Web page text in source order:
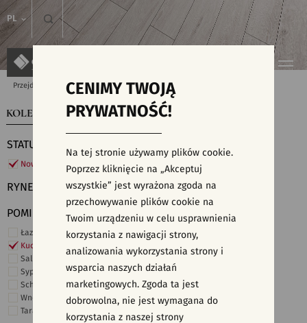
PL
Przejdź do strony głównej Kolekcje
KOLEKCJE WYSZUKIWARKA PŁYTEK
STATUS
Nowości
RYNEK
POMIESZCZENIE
Łazienka
Kuchnia
Salon i hol
Sypialnia
Schody
Wnętrza komercyjne
Taras i ogród
CENIMY TWOJĄ
PRYWATNOŚĆ!
Na tej stronie używamy plików cookie.
Poprzez kliknięcie na „Akceptuj
wszystkie” jest wyrażona zgoda na
przechowywanie plików cookie na
Twoim urządzeniu w celu usprawnienia
korzystania z nawigacji strony,
analizowania wykorzystania strony i
wsparcia naszych działań
marketingowych. Zgoda ta jest
dobrowolna, nie jest wymagana do
korzystania z naszej strony